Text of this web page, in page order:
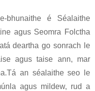
bhunaithe é Séalaithe
agus Seomra Folctha
deartha go sonrach le
agus taise ann, mar
an séalaithe seo le
agus mildew, rud a